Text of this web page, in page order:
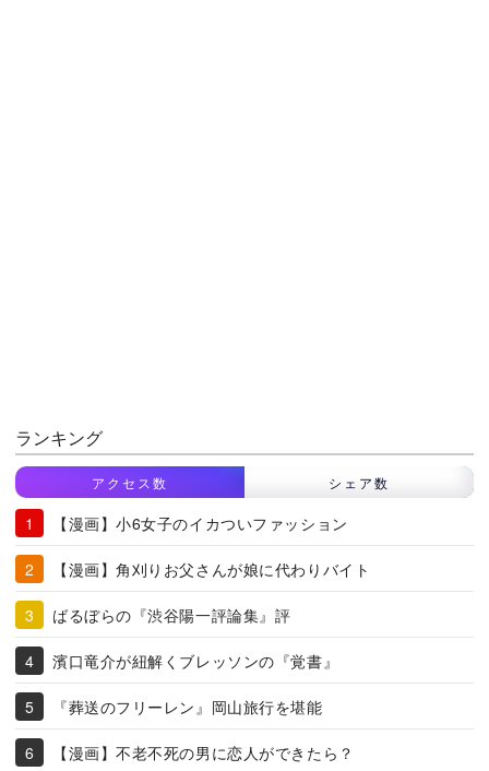
ランキング
アクセス数 シェア数
【漫画】小6女子のイカついファッション
【漫画】角刈りお父さんが娘に代わりバイト
ばるぼらの『渋谷陽一評論集』評
濱口竜介が紐解くブレッソンの『覚書』
『葬送のフリーレン』岡山旅行を堪能
【漫画】不老不死の男に恋人ができたら？